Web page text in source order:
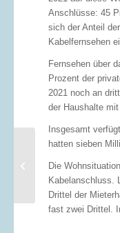
Anschlüsse: 45
sich der Anteil
Kabelfernsehen
Fernsehen über
Prozent der
2021 noch an
der Haushalte
Insgesamt
hatten sieben
Die
Kabelanschluss.
Drittel der
fast zwei Drittel.
Immobilien im Fokus
der Aufmerksamkeit